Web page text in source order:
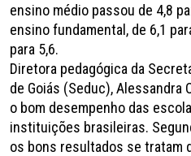
ensino médio passou de 4,8
ensino fundamental, de 6,1
para 5,6.
Diretora pedagógica da
de Goiás (Seduc), Alessandra
o bom desempenho das
instituições brasileiras.
os bons resultados se tratam